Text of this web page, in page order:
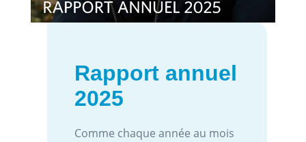
Rapport annuel
2025
Comme chaque année au mois